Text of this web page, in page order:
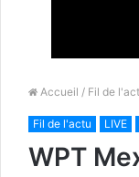
Accueil / Fil de
Fil de l'actu LIVE
WPT